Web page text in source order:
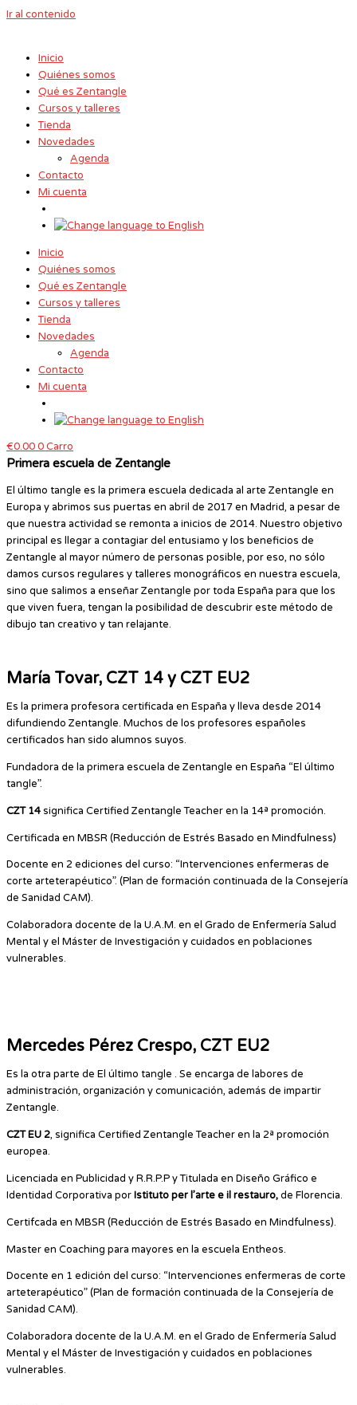
Ir al contenido
Inicio
Quiénes somos
Qué es Zentangle
Cursos y talleres
Tienda
Novedades
Agenda
Contacto
Mi cuenta
Inicio
Quiénes somos
Qué es Zentangle
Cursos y talleres
Tienda
Novedades
Agenda
Contacto
Mi cuenta
€0.000Carro
Primera escuela de Zentangle
El último tangle es la primera escuela dedicada al arte Zentangle en
Europa y abrimos sus puertas en abril de 2017 en Madrid, a pesar de
que nuestra actividad se remonta a inicios de 2014. Nuestro objetivo
principal es llegar a contagiar del entusiamo y los beneficios de
Zentangle al mayor número de personas posible, por eso, no sólo
damos cursos regulares y talleres monográficos en nuestra escuela,
sino que salimos a enseñar Zentangle por toda España para que los
que viven fuera, tengan la posibilidad de descubrir este método de
dibujo tan creativo y tan relajante.
María Tovar, CZT 14 y CZT EU2
Es la primera profesora certificada en España y lleva desde 2014
difundiendo Zentangle. Muchos de los profesores españoles
certificados han sido alumnos suyos.
Fundadora de la primera escuela de Zentangle en España “El último
tangle”.
CZT 14significa Certified Zentangle Teacher en la 14ª promoción.
Certificada en MBSR (Reducción de Estrés Basado en Mindfulness)
Docente en 2 ediciones del curso: “Intervenciones enfermeras de
corte arteterapéutico”. (Plan de formación continuada de la Consejería
de Sanidad CAM).
Colaboradora docente de la U.A.M. en el Grado de Enfermería Salud
Mental y el Máster de Investigación y cuidados en poblaciones
vulnerables.
Mercedes Pérez Crespo, CZT EU2
Es la otra parte de El último tangle . Se encarga de labores de
administración, organización y comunicación, además de impartir
Zentangle.
CZT EU 2, significa Certified Zentangle Teacher en la 2ª promoción
europea.
Licenciada en Publicidad y R.R.P.P y Titulada en Diseño Gráfico e
Identidad Corporativa porIstituto per l’arte e il restauro,de Florencia.
Certifcada en MBSR (Reducción de Estrés Basado en Mindfulness).
Master en Coaching para mayores en la escuela Entheos.
Docente en 1 edición del curso: “Intervenciones enfermeras de corte
arteterapéutico” (Plan de formación continuada de la Consejería de
Sanidad CAM).
Colaboradora docente de la U.A.M. en el Grado de Enfermería Salud
Mental y el Máster de Investigación y cuidados en poblaciones
vulnerables.